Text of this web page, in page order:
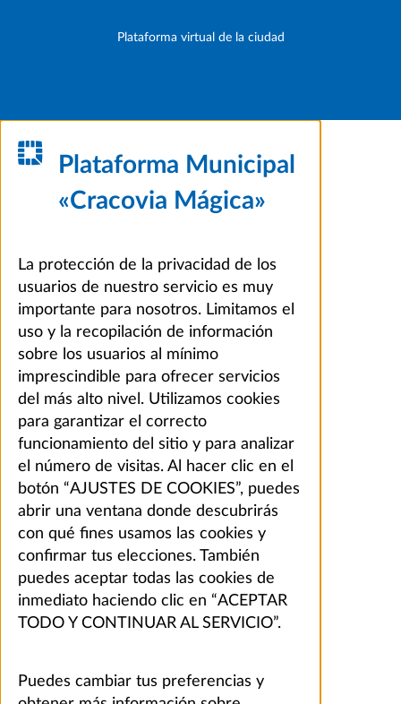
Plataforma virtual de la ciudad
Plataforma Municipal
«Cracovia Mágica»
La protección de la privacidad de los
usuarios de nuestro servicio es muy
importante para nosotros. Limitamos el
uso y la recopilación de información
sobre los usuarios al mínimo
imprescindible para ofrecer servicios
del más alto nivel. Utilizamos cookies
para garantizar el correcto
funcionamiento del sitio y para analizar
el número de visitas. Al hacer clic en el
botón “AJUSTES DE COOKIES”, puedes
abrir una ventana donde descubrirás
con qué fines usamos las cookies y
confirmar tus elecciones. También
puedes aceptar todas las cookies de
inmediato haciendo clic en “ACEPTAR
TODO Y CONTINUAR AL SERVICIO”.
Puedes cambiar tus preferencias y